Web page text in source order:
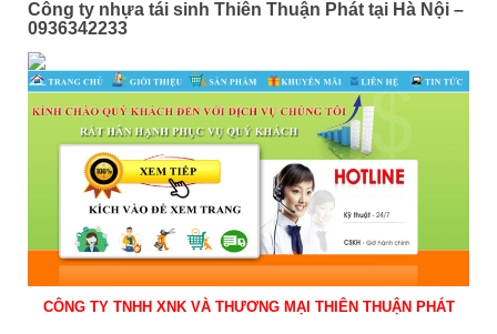
Công ty nhựa tái sinh Thiên Thuận Phát tại Hà Nội –
0936342233
CÔNG TY TNHH XNK VÀ THƯƠNG MẠI THIÊN THUẬN PHÁT